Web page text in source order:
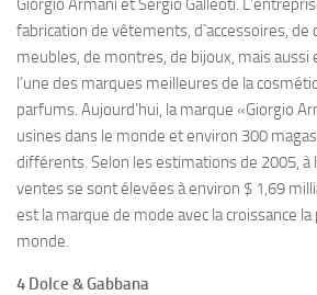
Giorgio Armani et Sergio Galleoti.
fabrication de vêtements, d`accessoires, de
meubles, de montres, de bijoux, mais aussi
l’une des marques meilleures de la
parfums. Aujourd’hui, la marque «Giorgio
usines dans le monde et environ 300
différents. Selon les estimations de 2005, à
ventes se sont élevées à environ $ 1,69
est la marque de mode avec la croissance
monde.
4 Dolce & Gabbana